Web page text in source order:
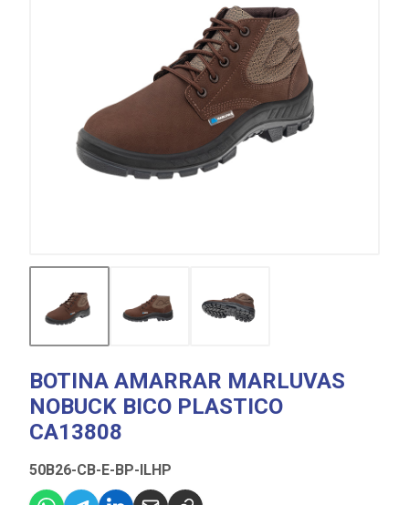
BOTINA AMARRAR MARLUVAS
NOBUCK BICO PLASTICO
CA13808
50B26-CB-E-BP-ILHP